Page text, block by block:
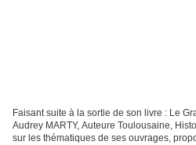
Faisant suite à la sortie de son livre : Le
Audrey MARTY, Auteure Toulousaine,
sur les thématiques de ses ouvrages,